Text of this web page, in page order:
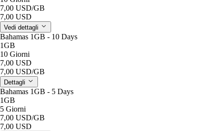
7,00 USD/GB
7,00 USD
Vedi dettagli
Bahamas 1GB - 10 Days
1GB
10 Giorni
7,00 USD
7,00 USD/GB
Dettagli
Bahamas 1GB - 5 Days
1GB
5 Giorni
7,00 USD/GB
7,00 USD